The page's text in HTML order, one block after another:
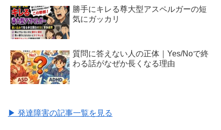
勝手にキレる尊大型アスペルガーの短
気にガッカリ
質問に答えない人の正体｜Yes/Noで終
わる話がなぜか長くなる理由
▶ 発達障害の記事一覧を見る